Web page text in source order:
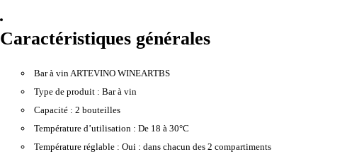
Caractéristiques générales
Bar à vin ARTEVINO WINEARTBS
Type de produit : Bar à vin
Capacité : 2 bouteilles
Température d’utilisation : De 18 à 30°C
Température réglable : Oui : dans chacun des 2 compartiments